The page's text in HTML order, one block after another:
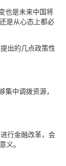
是未来中国将
是从心态上都必
的几点政策性
中调拨资源，
行金融改革，会
义。